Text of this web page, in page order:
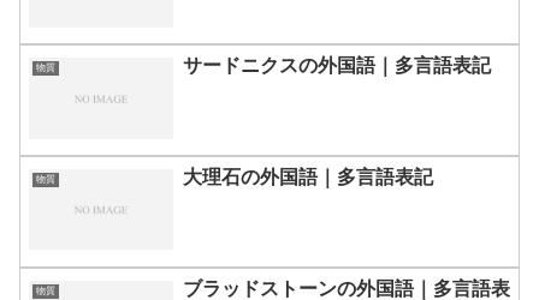
物質 サードニクスの外国語｜多言語表記
物質 大理石の外国語｜多言語表記
物質
ブラッドストーンの外国語｜多言語表